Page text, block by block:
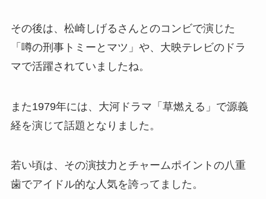
その後は、松崎しげるさんとのコンビで演じた
「噂の刑事トミーとマツ」や、大映テレビのドラ
マで活躍されていましたね。
また1979年には、大河ドラマ「草燃える」で源義
経を演じて話題となりました。
若い頃は、その演技力とチャームポイントの八重
歯でアイドル的な人気を誇ってました。